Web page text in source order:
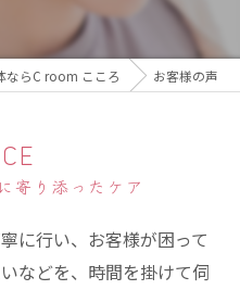
ならC room こころ お客様の声
寄り添ったケア
に行い、お客様が困って
などを、時間を掛けて伺